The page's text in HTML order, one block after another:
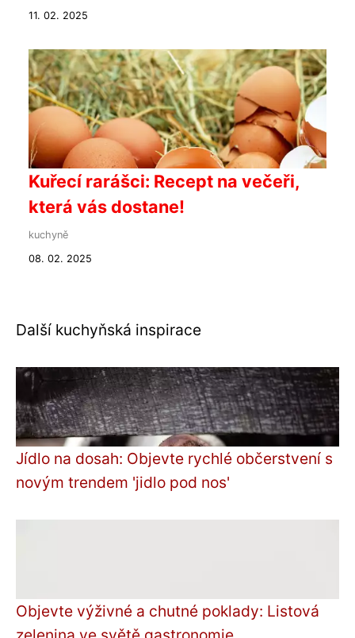
11. 02. 2025
Kuřecí rarášci: Recept na večeři,
která vás dostane!
kuchyně
08. 02. 2025
Další kuchyňská inspirace
Jídlo na dosah: Objevte rychlé občerstvení s
novým trendem 'jidlo pod nos'
Objevte výživné a chutné poklady: Listová